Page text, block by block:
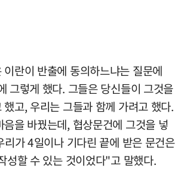
란이 반출에 동의하느냐는 질문에
그렇게 했다. 그들은 당신들이 그것을
했고, 우리는 그들과 함께 가려고 했다.
음을 바꿨는데, 협상문건에 그것을 넣
가 4일이나 기다린 끝에 받은 문건은
성할 수 있는 것이었다"고 말했다.